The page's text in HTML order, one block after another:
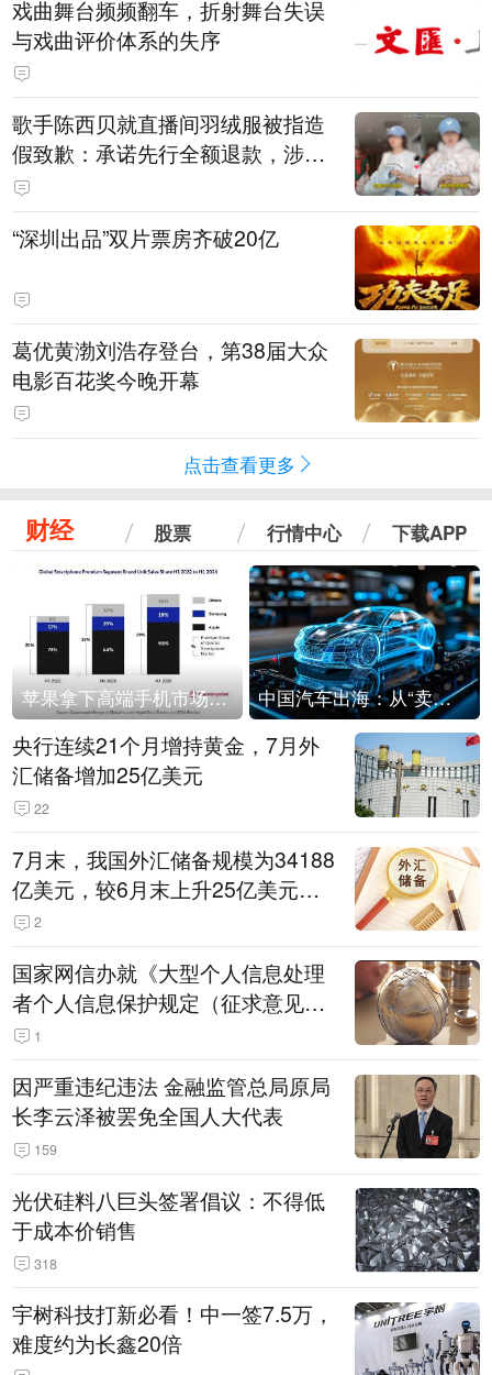
戏曲舞台频频翻车，折射舞台失误
与戏曲评价体系的失序
歌手陈西贝就直播间羽绒服被指造
假致歉：承诺先行全额退款，涉事
销售额约300万元
“深圳出品”双片票房齐破20亿
葛优黄渤刘浩存登台，第38届大众
电影百花奖今晚开幕
点击查看更多
财经 股票 行情中心 下载APP
苹果拿下高端手机市场65%的份额：iPhone 17系列功不可没 中国汽车出海：从“卖出去”到“走进去”
央行连续21个月增持黄金，7月外
汇储备增加25亿美元
22
7月末，我国外汇储备规模为34188
亿美元，较6月末上升25亿美元，
升幅为0.07%
2
国家网信办就《大型个人信息处理
者个人信息保护规定（征求意见
稿）》公开征求意见
1
因严重违纪违法 金融监管总局原局
长李云泽被罢免全国人大代表
159
光伏硅料八巨头签署倡议：不得低
于成本价销售
318
宇树科技打新必看！中一签7.5万，
难度约为长鑫20倍